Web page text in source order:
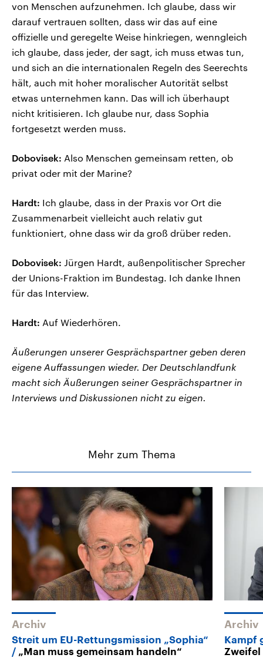
von Menschen aufzunehmen. Ich glaube, dass wir
darauf vertrauen sollten, dass wir das auf eine
offizielle und geregelte Weise hinkriegen, wenngleich
ich glaube, dass jeder, der sagt, ich muss etwas tun,
und sich an die internationalen Regeln des Seerechts
hält, auch mit hoher moralischer Autorität selbst
etwas unternehmen kann. Das will ich überhaupt
nicht kritisieren. Ich glaube nur, dass Sophia
fortgesetzt werden muss.
Dobovisek: Also Menschen gemeinsam retten, ob
privat oder mit der Marine?
Hardt: Ich glaube, dass in der Praxis vor Ort die
Zusammenarbeit vielleicht auch relativ gut
funktioniert, ohne dass wir da groß drüber reden.
Dobovisek: Jürgen Hardt, außenpolitischer Sprecher
der Unions-Fraktion im Bundestag. Ich danke Ihnen
für das Interview.
Hardt: Auf Wiederhören.
Äußerungen unserer Gesprächspartner geben deren
eigene Auffassungen wieder. Der Deutschlandfunk
macht sich Äußerungen seiner Gesprächspartner in
Interviews und Diskussionen nicht zu eigen.
Mehr zum Thema
Archiv
Streit um EU-Rettungsmission „Sophia“
„Man muss gemeinsam handeln“
Archiv
Kampf
Zweifel